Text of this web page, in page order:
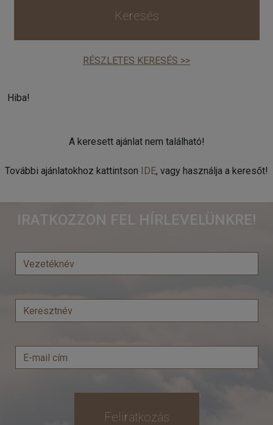
Keresés
RÉSZLETES KERESÉS >>
Hiba!
A keresett ajánlat nem található!
További ajánlatokhoz kattintson IDE, vagy használja a keresőt!
IRATKOZZON FEL HÍRLEVELÜNKRE!
Feliratkozás